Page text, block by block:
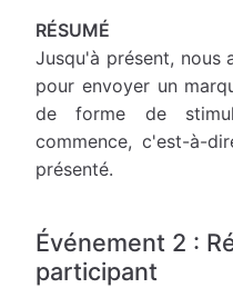
RÉSUMÉ
Jusqu'à présent, nous
pour envoyer un
de forme de
commence, c'est-à-
présenté.
Événement 2 :
participant